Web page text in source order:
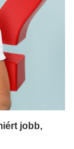
jobb,
egyre
és
azon
Bár a